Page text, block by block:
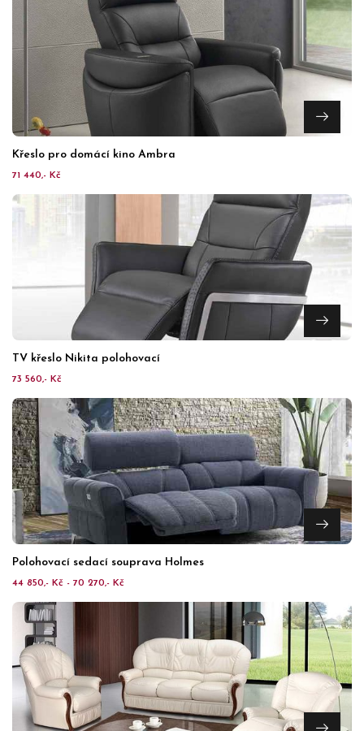
Křeslo pro domácí kino Ambra
71 440,- Kč
TV křeslo Nikita polohovací
73 560,- Kč
Polohovací sedací souprava Holmes
44 850,- Kč - 70 270,- Kč